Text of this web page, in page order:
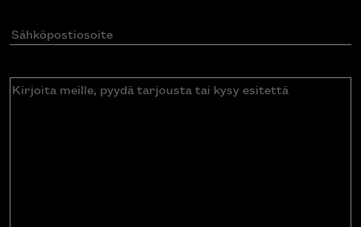
Sähköpostiosoite(Pakollinen)
Kirjoita